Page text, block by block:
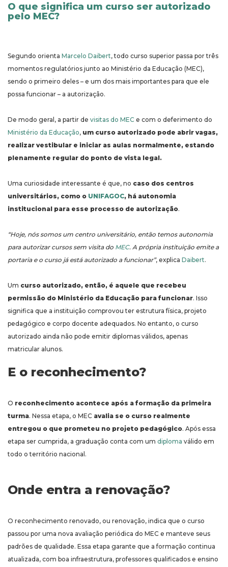
O que significa um curso ser autorizado
pelo MEC?
Segundo orienta Marcelo Daibert, todo curso superior passa por três
momentos regulatórios junto ao Ministério da Educação (MEC),
sendo o primeiro deles – e um dos mais importantes para que ele
possa funcionar – a autorização.
De modo geral, a partir de visitas do MEC e com o deferimento do
Ministério da Educação, um curso autorizado pode abrir vagas,
realizar vestibular e iniciar as aulas normalmente, estando
plenamente regular do ponto de vista legal.
Uma curiosidade interessante é que, no caso dos centros
universitários, como o UNIFAGOC, há autonomia
institucional para esse processo de autorização.
“Hoje, nós somos um centro universitário, então temos autonomia
para autorizar cursos sem visita do MEC. A própria instituição emite a
portaria e o curso já está autorizado a funcionar”, explica Daibert.
Um curso autorizado, então, é aquele que recebeu
permissão do Ministério da Educação para funcionar. Isso
significa que a instituição comprovou ter estrutura física, projeto
pedagógico e corpo docente adequados. No entanto, o curso
autorizado ainda não pode emitir diplomas válidos, apenas
matricular alunos.
E o reconhecimento?
O reconhecimento acontece após a formação da primeira
turma. Nessa etapa, o MEC avalia se o curso realmente
entregou o que prometeu no projeto pedagógico. Após essa
etapa ser cumprida, a graduação conta com um diploma válido em
todo o território nacional.
Onde entra a renovação?
O reconhecimento renovado, ou renovação, indica que o curso
passou por uma nova avaliação periódica do MEC e manteve seus
padrões de qualidade. Essa etapa garante que a formação continua
atualizada, com boa infraestrutura, professores qualificados e ensino